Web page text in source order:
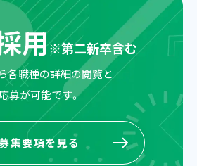
用※第二新卒含む
各職種の詳細の閲覧と
募が可能です。
集要項を見る
募集要項を見る